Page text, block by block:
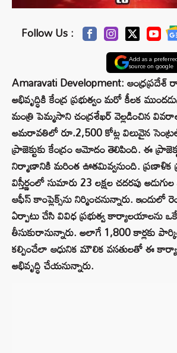
Follow Us :
Add as a
source on google
Amaravati Development:
అభివృద్ధికి కేంద్ర ప్రభుత్వం మరో కీలక
మంత్రి పెమ్మసాని చంద్రశేఖర్ వెల్లడించిన
అమరావతిలో రూ.2,500 కోట్ల విలువైన
ప్రాజెక్టుకు కేంద్రం ఆమోదం తెలిపింది. ఈ
నిర్మాణానికి మరింత ఊతమివ్వనుంది. ప్రణాళిక
విస్తీర్ణంలో సుమారు 23 లక్షల చదరపు
ఆఫీస్ కాంప్లెక్స్‌ను నిర్మించనున్నారు. ఇందులో
ఏర్పాటు చేసి వివిధ ప్రభుత్వ కార్యాలయాలను
తీసుకురానున్నారు. అలాగే 1,800 కార్లకు
కల్పించేలా ఆధునిక మౌలిక వసతులతో ఈ
అభివృద్ధి చేయనున్నారు.